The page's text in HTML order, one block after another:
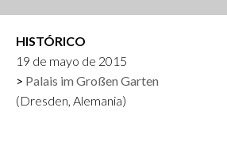
HISTÓRICO
19 de mayo de 2015
Palais im Großen Garten
(Dresden, Alemania)